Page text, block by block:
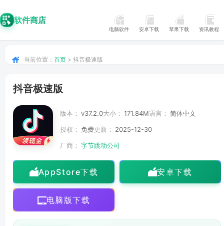
软件商店
电脑软件 安卓下载 苹果下载 资讯教程
当前位置： 首页 > 抖音极速版
抖音极速版
版本： v37.2.0大小： 171.84M语言： 简体中文
授权： 免费更新：
2025-12-30
厂商： 字节跳动公司
AppStore下载 安卓下载
电脑版下载